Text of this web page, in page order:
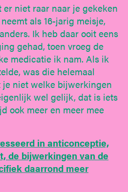
niet raar naar je gekeken
als 16-jarig meisje,
Ik heb daar ooit eens
gehad, toen vroeg de
medicatie ik nam. Als ik
was die helemaal
je niet welke bijwerkingen
wel gelijk, dat is iets
ook meer en meer mee
in anticonceptie,
de bijwerkingen van de
daarrond meer